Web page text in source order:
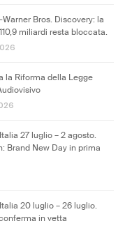
Warner Bros. Discovery: la
miliardi resta bloccata.
la Riforma della Legge
27 luglio – 2 agosto.
Brand New Day in prima
20 luglio – 26 luglio.
in vetta